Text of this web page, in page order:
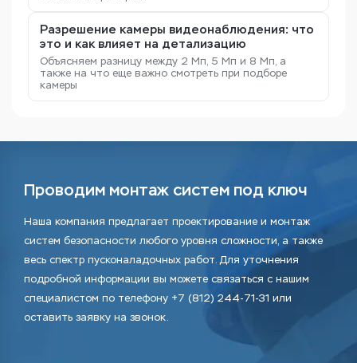
Разрешение камеры видеонаблюдения: что
это и как влияет на детализацию
Объясняем разницу между 2 Мп, 5 Мп и 8 Мп, а
также на что еще важно смотреть при подборе
камеры
Проводим монтаж систем под ключ
Наша компания предлагает проектирование и монтаж
систем безопасности любого уровня сложности, а также
весь спектр пусконаладочных работ. Для уточнения
подробной информации вы можете связаться с нашим
специалистом по телефону +7 (812) 244-71-31 или
оставить заявку на звонок.